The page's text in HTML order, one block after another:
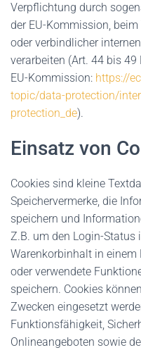
Verpflichtung durch
der EU-Kommission,
oder verbindlicher
verarbeiten (Art. 44 bis 49
EU-Kommission: https://
topic/data-protection/
protection_de).
Einsatz von
Cookies sind kleine
Speichervermerke, die
speichern und
Z.B. um den Login-Status
Warenkorbinhalt in einem
oder verwendete
speichern. Cookies
Zwecken eingesetzt
Funktionsfähigkeit,
Onlineangeboten sowie